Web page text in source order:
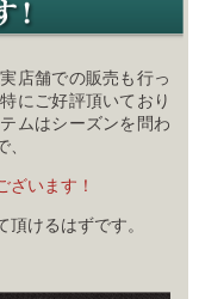
店舗での販売も行っ
にご好評頂いており
ムはシーズンを問わ
ざいます！
けるはずです。